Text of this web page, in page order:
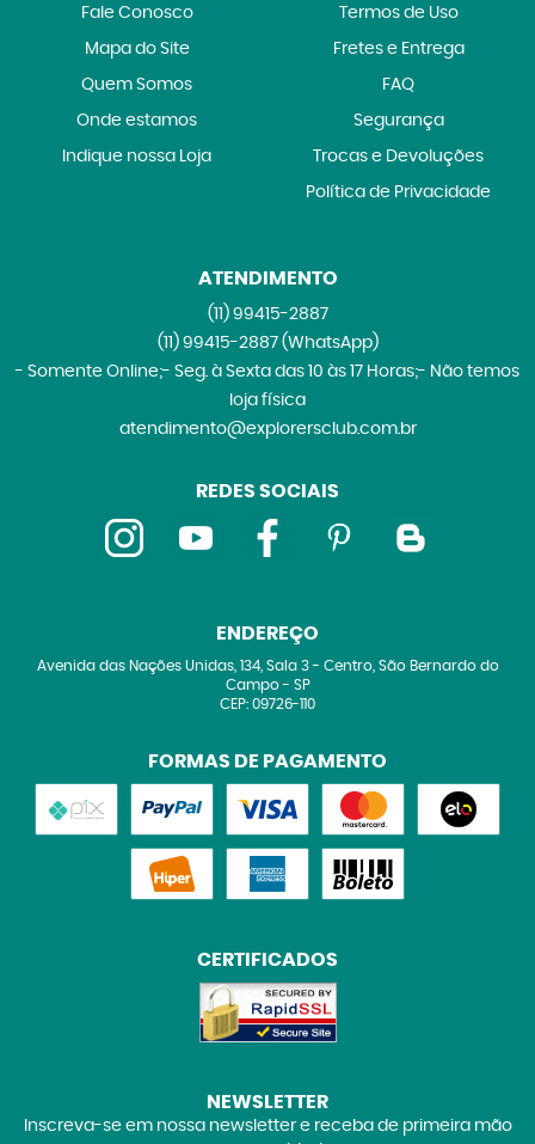
Fale Conosco
Mapa do Site
Quem Somos
Onde estamos
Indique nossa Loja
Termos de Uso
Fretes e Entrega
FAQ
Segurança
Trocas e Devoluções
Política de Privacidade
ATENDIMENTO
(11)99415-2887
(11)99415-2887 (WhatsApp)
- Somente Online;- Seg. à Sexta das 10 às 17 Horas;- Não temos
loja física
atendimento@explorersclub.com.br
REDES SOCIAIS
ENDEREÇO
Avenida das Nações Unidas, 134, Sala 3- Centro, São Bernardo do
Campo- SP
CEP: 09726-110
FORMAS DE PAGAMENTO
CERTIFICADOS
NEWSLETTER
Inscreva-se em nossa newsletter e receba de primeira mão